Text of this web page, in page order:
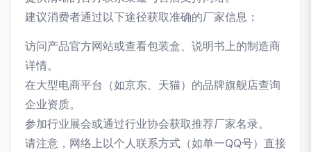
建议消费者通过以下途径获取准确的厂家信息：
访问产品官方网站或查看包装盒、说明书上的制造商
详情。
在大型电商平台（如京东、天猫）的品牌旗舰店查询
企业资质。
参加行业展会或通过行业协会获取推荐厂家名录。
请注意，网络上以个人联系方式（如单一QQ号）直接